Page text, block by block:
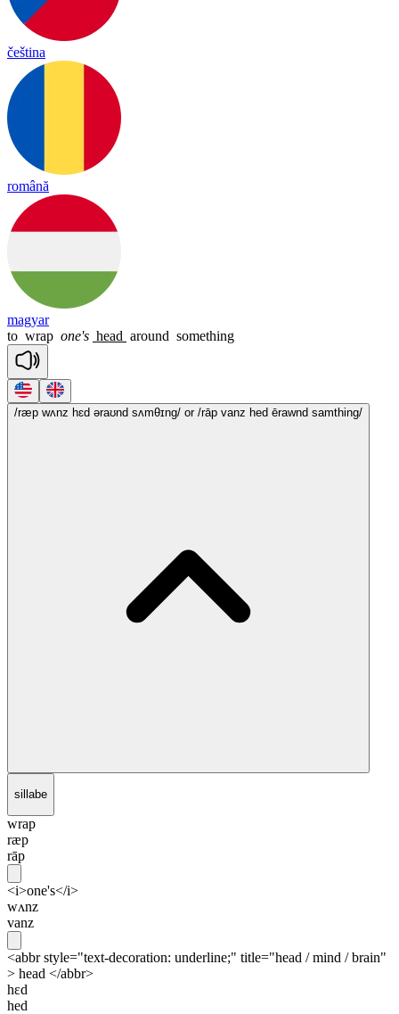
čeština
română
magyar
to wrap one's head around something
/ræp wʌnz hɛd əraʊnd sʌmθɪng/ or /rāp vanz hed ērawnd samthing/
sillabe
wrap
ræp
rāp
<i>one's</i>
wʌnz
vanz
<abbr style="text-decoration: underline;" title="head / mind / brain"
> head </abbr>
hɛd
hed